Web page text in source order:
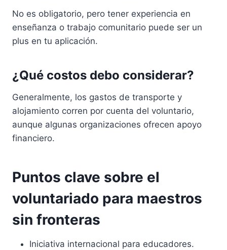
No es obligatorio, pero tener experiencia en
enseñanza o trabajo comunitario puede ser un
plus en tu aplicación.
¿Qué costos debo considerar?
Generalmente, los gastos de transporte y
alojamiento corren por cuenta del voluntario,
aunque algunas organizaciones ofrecen apoyo
financiero.
Puntos clave sobre el
voluntariado para maestros
sin fronteras
Iniciativa internacional para educadores.